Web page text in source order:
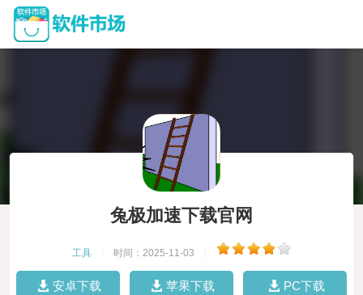
兔极加速下载官网
工具 时间：2025-11-03
安卓下载 苹果下载 PC下载